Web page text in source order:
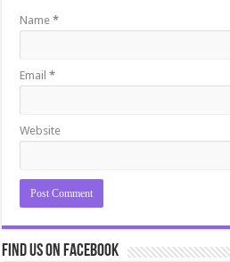
Name*
Email*
Website
Find us on Facebook